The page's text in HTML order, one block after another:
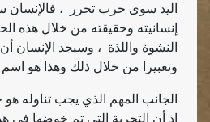
اليد سوى حرب تحرر
، فالإنسان
إنسانيته وحقيقته من خلال هذه
النشوة واللذة ، وسيجد الإنسان أن
وتعبيرا من خلال ذلك وهذا هو اسم
الجانب المهم الذي يجب تناوله هو
إذ أن التجربة التي تم خوضها في